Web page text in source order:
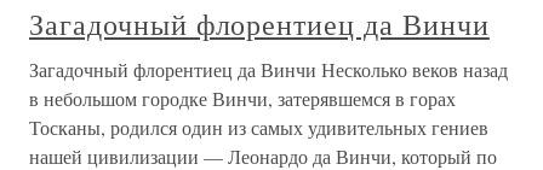
Загадочный флорентиец да Винчи
Загадочный флорентиец да Винчи Несколько веков назад
в небольшом городке Винчи, затерявшемся в горах
Тосканы, родился один из самых удивительных гениев
нашей цивилизации — Леонардо да Винчи, который по